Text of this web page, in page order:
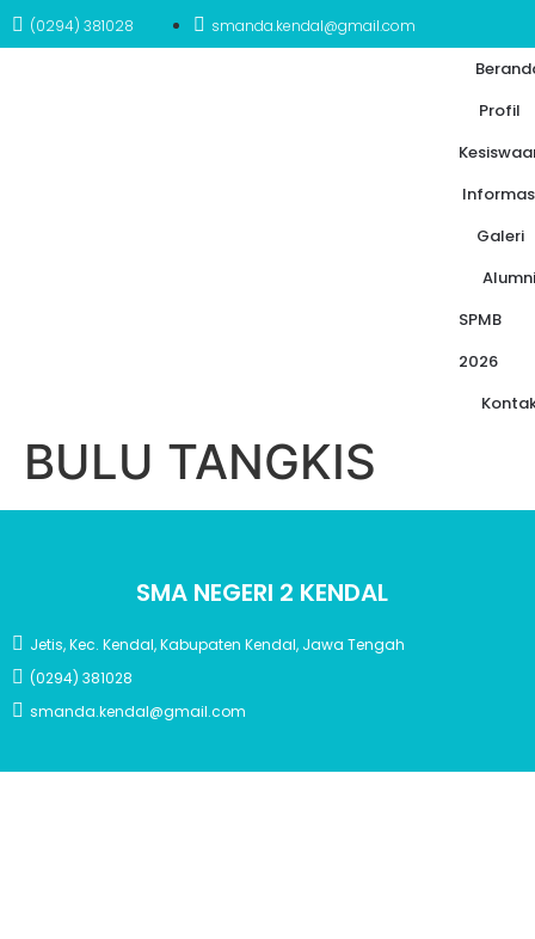
(0294) 381028 smanda.kendal@gmail.com
Profil
Galeri
Alumni
SPMB
2026
BULU TANGKIS
SMA NEGERI 2 KENDAL
Jetis, Kec. Kendal, Kabupaten Kendal, Jawa Tengah
(0294) 381028
smanda.kendal@gmail.com